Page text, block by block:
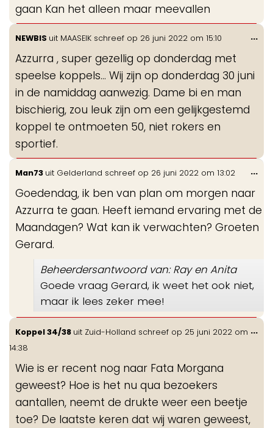
gaan Kan het alleen maar meevallen
NEWBIS uit MAASEIK schreef op 26 juni 2022 om 15:10
Azzurra , super gezellig op donderdag met
speelse koppels... Wij zijn op donderdag 30 juni
in de namiddag aanwezig. Dame bi en man
bischierig, zou leuk zijn om een gelijkgestemd
koppel te ontmoeten 50, niet rokers en
sportief.
...
Man73 uit Gelderland schreef op 26 juni 2022 om 13:02
Goedendag, ik ben van plan om morgen naar
Azzurra te gaan. Heeft iemand ervaring met de
Maandagen? Wat kan ik verwachten? Groeten
Gerard.
Beheerdersantwoord van: Ray en Anita
Goede vraag Gerard, ik weet het ook niet,
maar ik lees zeker mee!
...
Koppel 34/38 uit Zuid-Holland schreef op 25 juni 2022 om
14:38
Wie is er recent nog naar Fata Morgana
geweest? Hoe is het nu qua bezoekers
aantallen, neemt de drukte weer een beetje
toe? De laatste keren dat wij waren geweest,
...